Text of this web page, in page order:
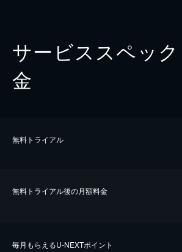
サービススペッ
金
無料トライアル
無料トライアル後の⽉額料金
毎⽉もらえるU-NEXTポイント